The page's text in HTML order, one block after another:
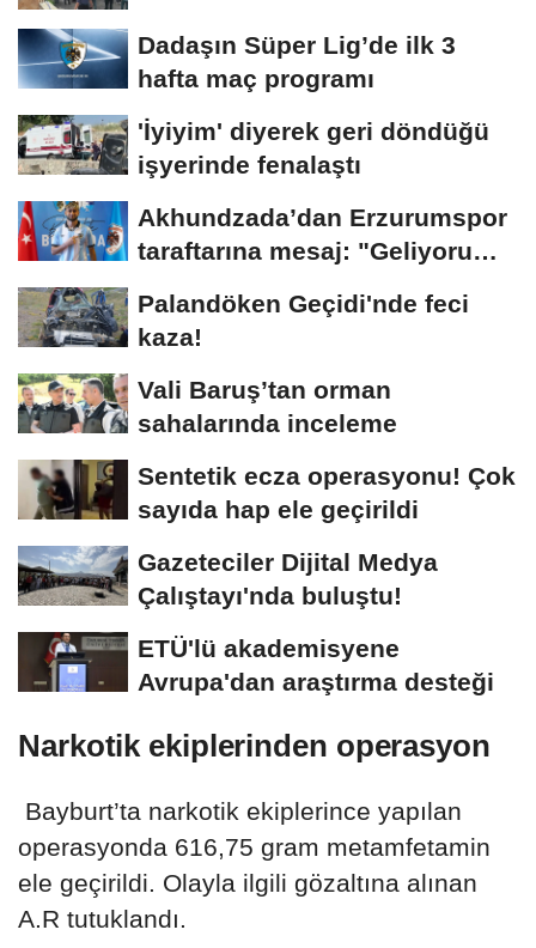
Dadaşın Süper Lig’de ilk 3
hafta maç programı
'İyiyim' diyerek geri döndüğü
işyerinde fenalaştı
Akhundzada’dan Erzurumspor
taraftarına mesaj: "Geliyorum
Palandöken Geçidi'nde feci
kaza!
Vali Baruş’tan orman
sahalarında inceleme
Sentetik ecza operasyonu! Çok
sayıda hap ele geçirildi
Gazeteciler Dijital Medya
Çalıştayı'nda buluştu!
ETÜ'lü akademisyene
Avrupa'dan araştırma desteği
Narkotik ekiplerinden operasyon
Bayburt’ta narkotik ekiplerince yapılan
operasyonda 616,75 gram metamfetamin
ele geçirildi. Olayla ilgili gözaltına alınan
A.R tutuklandı.